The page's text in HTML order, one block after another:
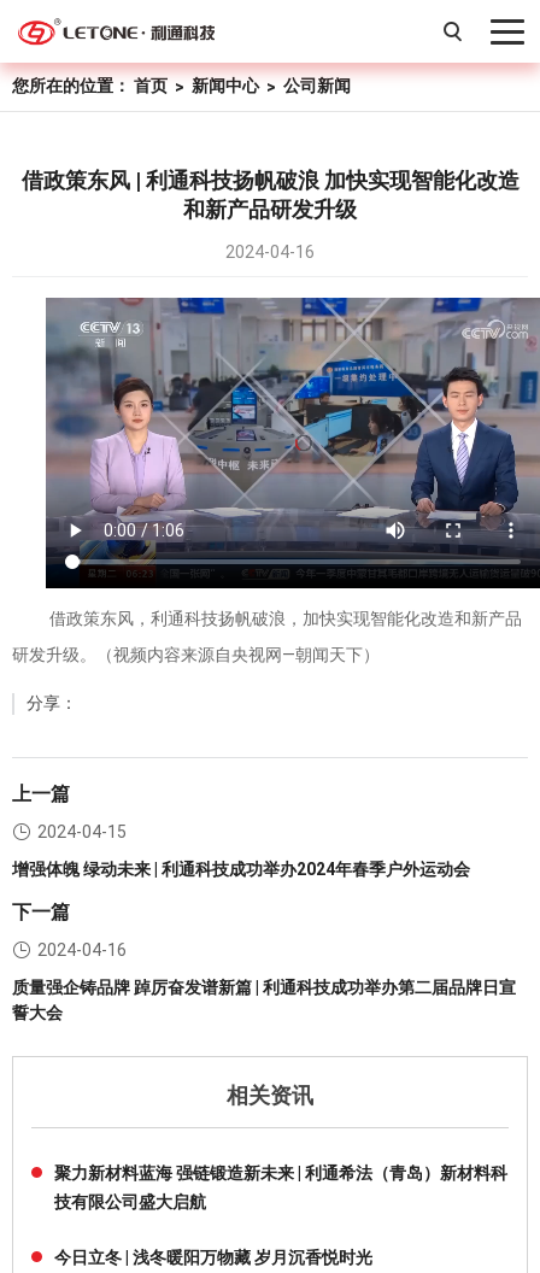
您所在的位置： 首页 > 新闻中心 > 公司新闻
借政策东风 | 利通科技扬帆破浪 加快实现智能化改造
和新产品研发升级
2024-04-16
借政策东风，利通科技扬帆破浪，加快实现智能化改造和新产品
研发升级。（视频内容来源自央视网—朝闻天下）
分享：
上一篇
2024-04-15
增强体魄 绿动未来 | 利通科技成功举办2024年春季户外运动会
下一篇
2024-04-16
质量强企铸品牌 踔厉奋发谱新篇 | 利通科技成功举办第二届品牌日宣
誓大会
相关资讯
聚力新材料蓝海 强链锻造新未来 | 利通希法（青岛）新材料科
技有限公司盛大启航
今日立冬 | 浅冬暖阳万物藏 岁月沉香悦时光